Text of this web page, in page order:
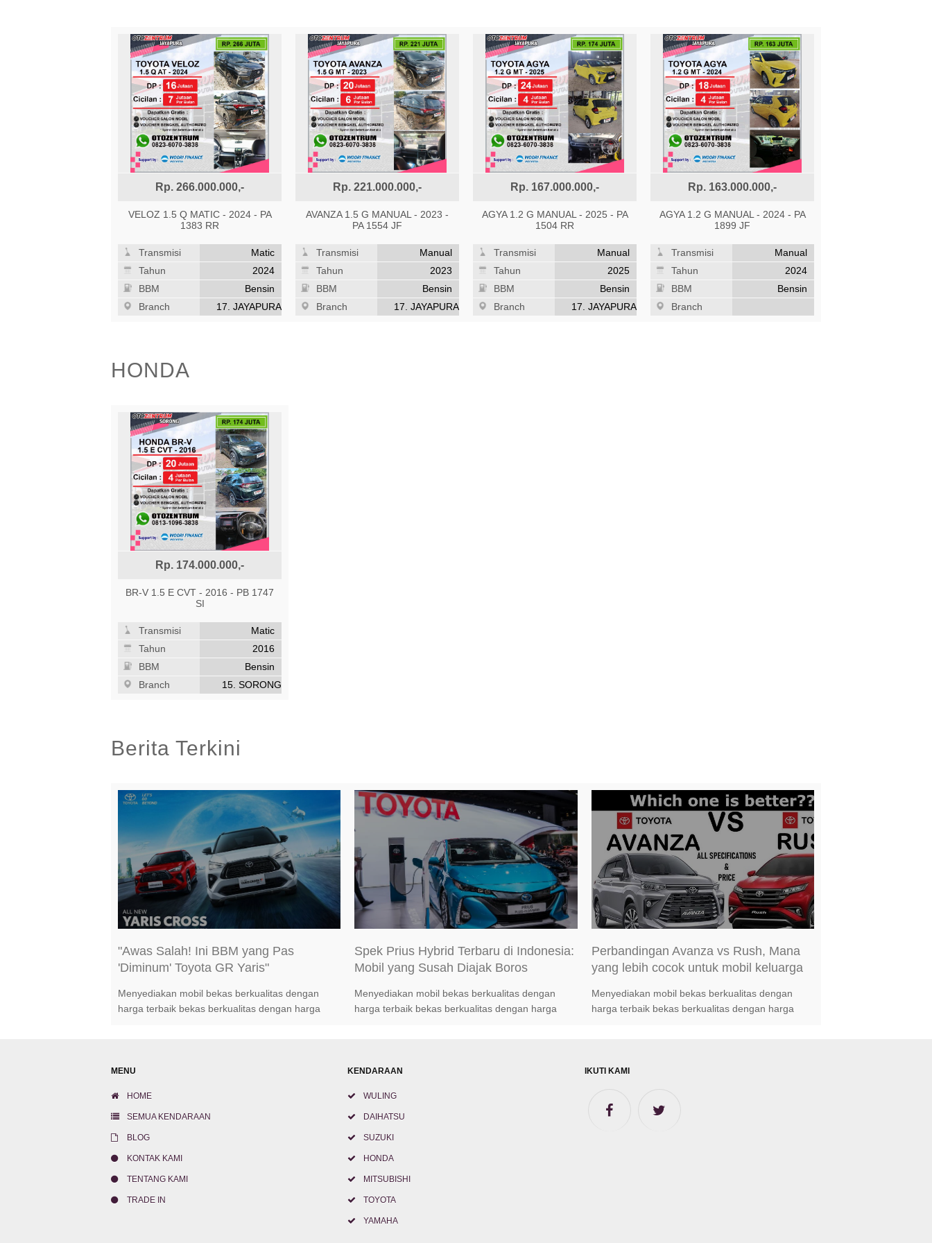
42. TERNATE MOTOR
43. TOBELO MOBIL
44. TOBELO MOBIL
45. WAINGAPU MOBIL
46. WAINGAPU MOTOR
47. SPA BITUNG MOBIL
48. SPA BITUNG MOTOR
49. JAKARTA MOBIL
50. JAKARTA MOTOR
Rp. 266.000.000,-
VELOZ 1.5 Q MATIC - 2024 - PA
1383 RR
Transmisi
Matic
Tahun
2024
BBM
Bensin
Branch
17. JAYAPURA
Rp. 221.000.000,-
AVANZA 1.5 G MANUAL - 2023 -
PA 1554 JF
Transmisi
Manual
Tahun
2023
BBM
Bensin
Branch
17. JAYAPURA
Rp. 167.000.000,-
AGYA 1.2 G MANUAL - 2025 - PA
1504 RR
Transmisi
Manual
Tahun
2025
BBM
Bensin
Branch
17. JAYAPURA
Rp. 163.000.000,-
AGYA 1.2 G MANUAL - 2024 - PA
1899 JF
Transmisi
Manual
Tahun
2024
BBM
Bensin
Branch
HONDA
Rp. 174.000.000,-
BR-V 1.5 E CVT - 2016 - PB 1747
SI
Transmisi
Matic
Tahun
2016
BBM
Bensin
Branch
15. SORONG
Berita Terkini
"Awas Salah! Ini BBM yang Pas
'Diminum' Toyota GR Yaris"
Menyediakan mobil bekas berkualitas dengan
harga terbaik bekas berkualitas dengan harga
Spek Prius Hybrid Terbaru di Indonesia:
Mobil yang Susah Diajak Boros
Menyediakan mobil bekas berkualitas dengan
harga terbaik bekas berkualitas dengan harga
Perbandingan Avanza vs Rush, Mana
yang lebih cocok untuk mobil keluarga
Menyediakan mobil bekas berkualitas dengan
harga terbaik bekas berkualitas dengan harga
MENU
HOME
SEMUA KENDARAAN
BLOG
KONTAK KAMI
TENTANG KAMI
TRADE IN
KENDARAAN
WULING
DAIHATSU
SUZUKI
HONDA
MITSUBISHI
TOYOTA
YAMAHA
IKUTI KAMI